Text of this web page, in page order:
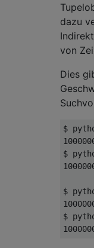
dazu
von
Dies
$
$
$
$